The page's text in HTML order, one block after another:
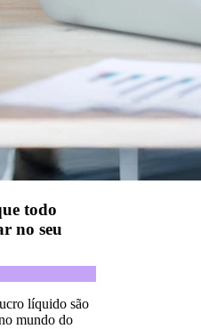
todo
no seu
líquido são
mundo do